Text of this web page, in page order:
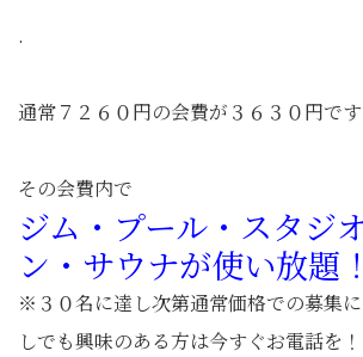
.
通常７２６０円の会費が３６３０円です
その会費内で
ジム・プール・スタジ
ン・サウナが使い放題！
※３０名に達し次第通常価格での募集
しでも興味のある方は今すぐお電話を！